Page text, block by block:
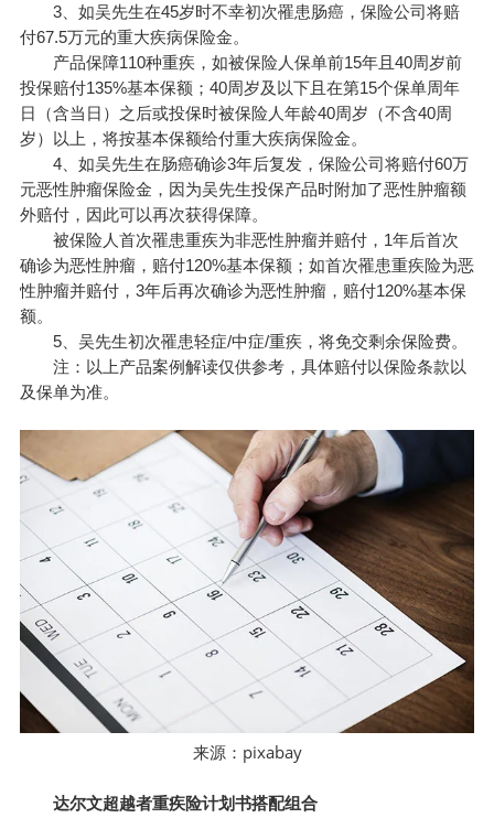
3、如吴先生在45岁时不幸初次罹患肠癌，保险公司将赔
付67.5万元的重大疾病保险金。
产品保障110种重疾，如被保险人保单前15年且40周岁前
投保赔付135%基本保额；40周岁及以下且在第15个保单周年
日（含当日）之后或投保时被保险人年龄40周岁（不含40周
岁）以上，将按基本保额给付重大疾病保险金。
4、如吴先生在肠癌确诊3年后复发，保险公司将赔付60万
元恶性肿瘤保险金，因为吴先生投保产品时附加了恶性肿瘤额
外赔付，因此可以再次获得保障。
被保险人首次罹患重疾为非恶性肿瘤并赔付，1年后首次
确诊为恶性肿瘤，赔付120%基本保额；如首次罹患重疾险为恶
性肿瘤并赔付，3年后再次确诊为恶性肿瘤，赔付120%基本保
额。
5、吴先生初次罹患轻症/中症/重疾，将免交剩余保险费。
注：以上产品案例解读仅供参考，具体赔付以保险条款以
及保单为准。
来源： pixabay
达尔文超越者重疾险计划书搭配组合